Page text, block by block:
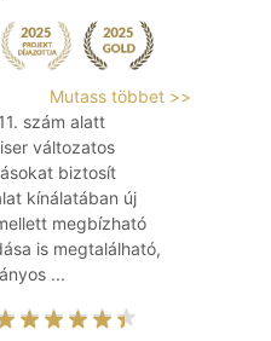
Mutass többet >>
szám alatt
változatos
biztosít
kínálatában új
megbízható
is megtalálható,
...